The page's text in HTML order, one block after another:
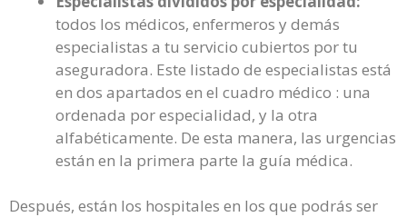
todos los médicos, enfermeros y demás
especialistas a tu servicio cubiertos por tu
aseguradora. Este listado de especialistas está
en dos apartados en el cuadro médico : una
ordenada por especialidad, y la otra
alfabéticamente. De esta manera, las urgencias
están en la primera parte la guía médica.
Después, están los hospitales en los que podrás ser